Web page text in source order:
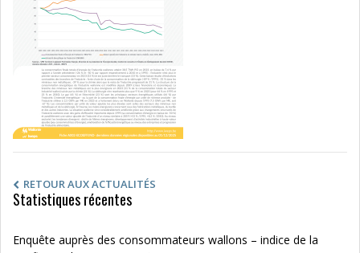
RETOUR AUX ACTUALITÉS
Statistiques récentes
Enquête auprès des consommateurs wallons – indice de la